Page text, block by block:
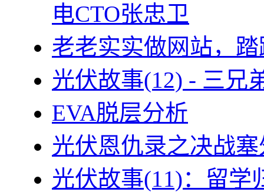
电CTO张忠卫
老老实实做网站，
光伏故事(12) - 三兄
EVA脱层分析
光伏恩仇录之决战
光伏故事(11)：留学